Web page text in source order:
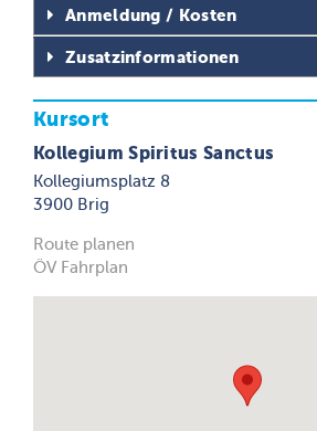
Anmeldung / Kosten
Zusatzinformationen
Kursort
Kollegium Spiritus Sanctus
Kollegiumsplatz 8
3900 Brig
Route planen
ÖV Fahrplan